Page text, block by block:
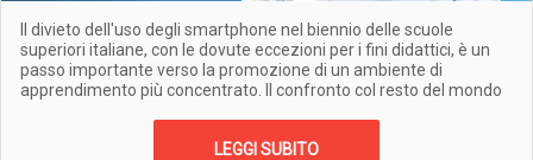
Il divieto dell'uso degli smartphone nel biennio delle scuole
superiori italiane, con le dovute eccezioni per i fini didattici, è un
passo importante verso la promozione di un ambiente di
apprendimento più concentrato. Il confronto col resto del mondo
LEGGI SUBITO